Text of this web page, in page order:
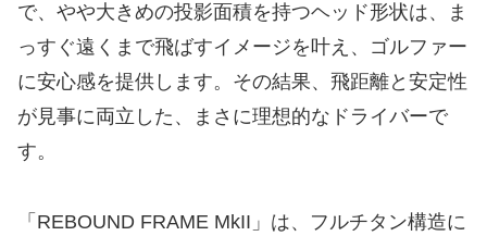
で、やや大きめの投影面積を持つヘッド形状は、ま
っすぐ遠くまで飛ばすイメージを叶え、ゴルファー
に安心感を提供します。その結果、飛距離と安定性
が見事に両立した、まさに理想的なドライバーで
す。
​「REBOUND FRAME MkII」は、フルチタン構造に